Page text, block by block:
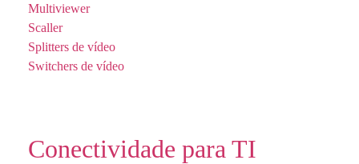
Multiviewer
Scaller
Splitters de vídeo
Switchers de vídeo
Conectividade para TI